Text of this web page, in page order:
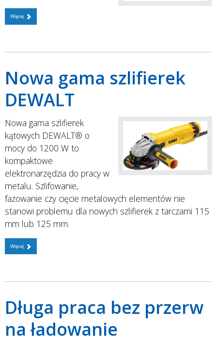
Więcej
Nowa gama szlifierek
DEWALT
Nowa gama szlifierek
kątowych DEWALT® o
mocy do 1200 W to
kompaktowe
elektronarzędzia do pracy w
metalu. Szlifowanie,
fazowanie czy cięcie metalowych elementów nie
stanowi problemu dla nowych szlifierek z tarczami 115
mm lub 125 mm.
Więcej
Długa praca bez przerw
na ładowanie